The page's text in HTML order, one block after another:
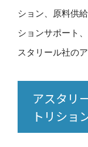
ション、原料供
ションサポート
スタリール社の
アスタリ
トリショ